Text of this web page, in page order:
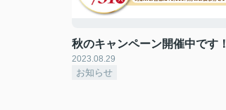
秋のキャンペーン開催中です！
2023.08.29
お知らせ